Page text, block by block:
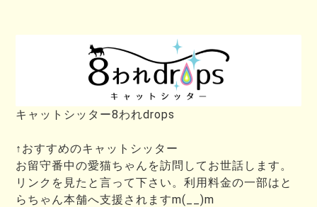
キャットシッター8われdrops
↑おすすめのキャットシッター
お留守番中の愛猫ちゃんを訪問してお世話します。
リンクを見たと言って下さい。利用料金の一部はと
らちゃん本舗へ支援されますm(__)m